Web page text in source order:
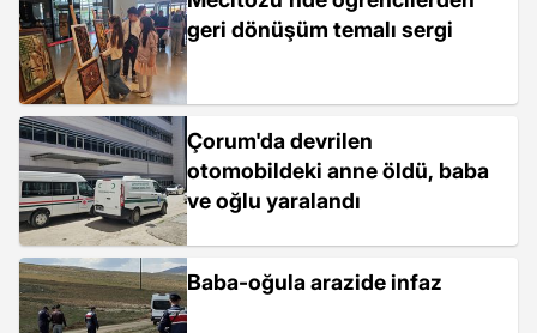
geri dönüşüm temalı sergi
Çorum'da devrilen
otomobildeki anne öldü, baba
ve oğlu yaralandı
Baba-oğula arazide infaz